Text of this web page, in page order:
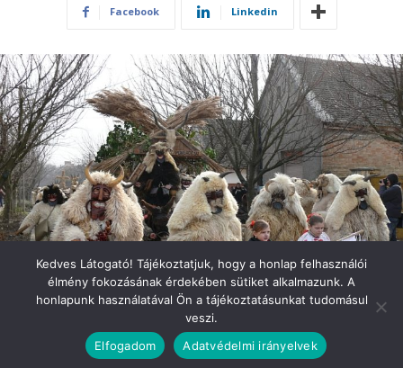
Kedves Látogató! Tájékoztatjuk, hogy a honlap felhasználói
élmény fokozásának érdekében sütiket alkalmazunk. A
honlapunk használatával Ön a tájékoztatásunkat tudomásul
veszi.
Elfogadom
Adatvédelmi irányelvek